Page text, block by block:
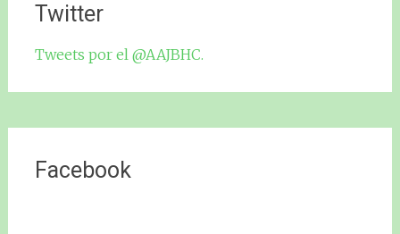
Twitter
Tweets por el @AAJBHC.
Facebook